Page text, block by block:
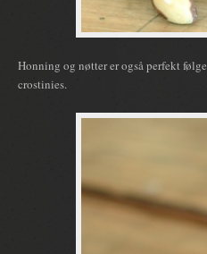
Honning og nøtter er også perfekt
crostinies.